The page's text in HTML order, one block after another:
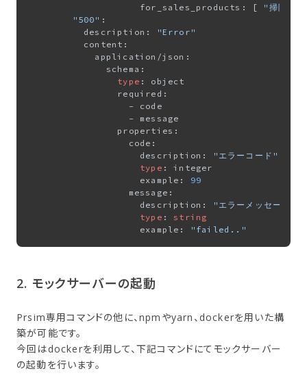
                    for_sales_products: [
"掃除機"
"500" :
          description:
"Error"
          content:
            application/json:
              schema:
type : object
                required:
                  - code
                  - message
                properties:
                  code:
                    description:
"エラーコード"
type : integer
                    example:
99
                  message:
                    description:
"エラーメッセージ"
type : string
                    example:
"failed.."
2. モックサーバーの​起動
Prsim専用コマンドの他に、npmやyarn、dockerを用いた構
築が可能です。
今回はdockerを利用して、下記コマンドにてモックサーバー
の起動を行います。